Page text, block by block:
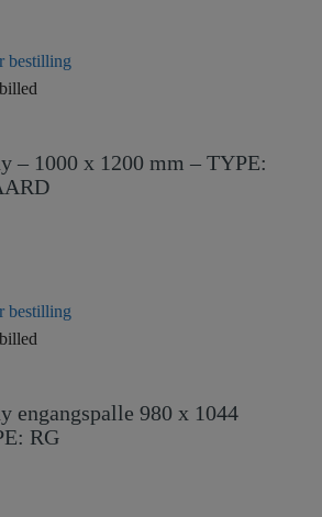
bestilling
– 1000 x 1200 mm – TYPE:
bestilling
engangspalle 980 x 1044
RG